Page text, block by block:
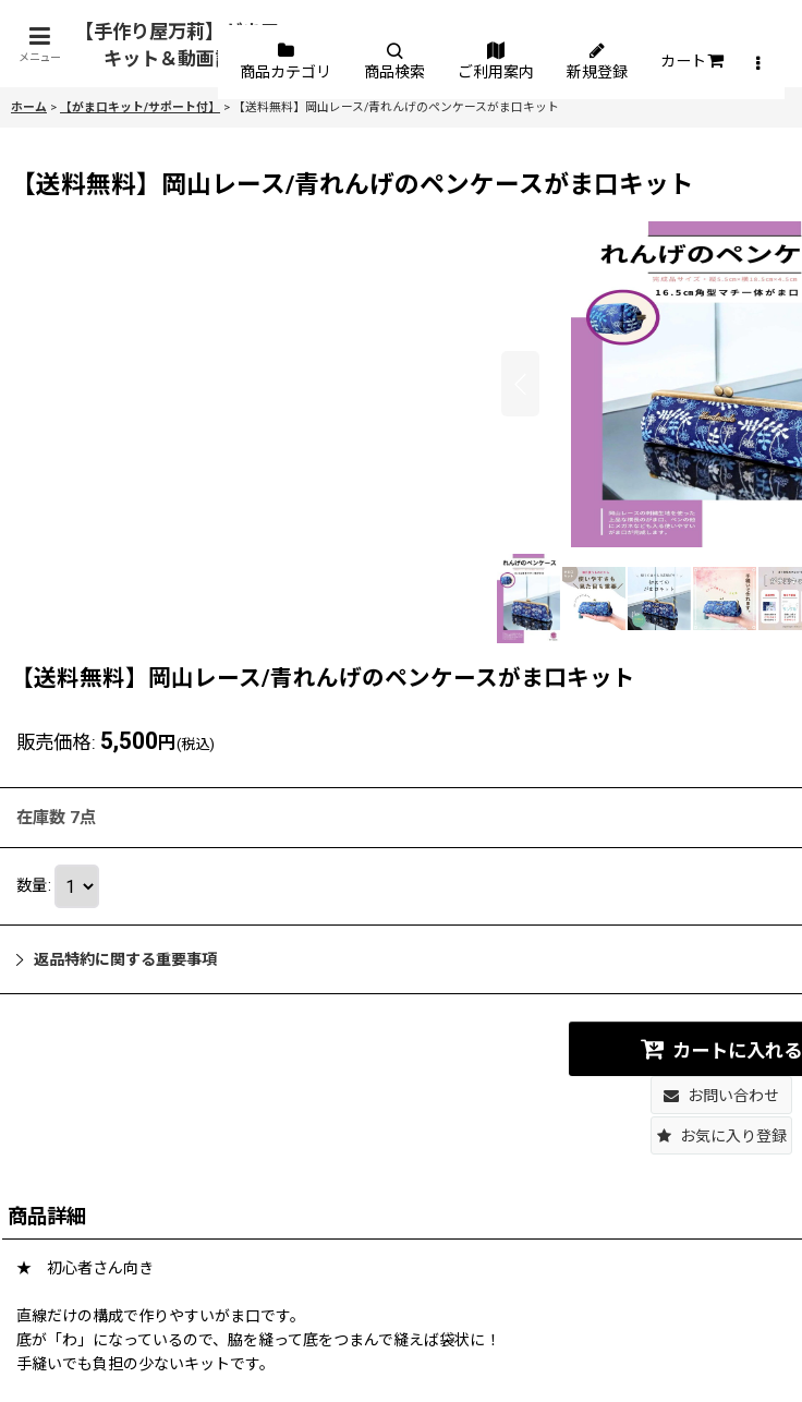
メニュー
【手作り屋万莉】がま口
キット＆動画講座
商品カテゴリ 商品検索 ご利用案内 新規登録
カート
ホーム > 【がま口キット/サポート付】 > 【送料無料】岡山レース/青れんげのペンケースがま口キット
【送料無料】岡山レース/青れんげのペンケースがま口キット
【送料無料】岡山レース/青れんげのペンケースがま口キット
販売価格: 5,500 円 (税込)
在庫数 7点
数量:
返品特約に関する重要事項
カートに入れる
お問い合わせ
お気に入り登録
商品詳細
★ 初心者さん向き
直線だけの構成で作りやすいがま口です。
底が「わ」になっているので、脇を縫って底をつまんで縫えば袋状に！
手縫いでも負担の少ないキットです。